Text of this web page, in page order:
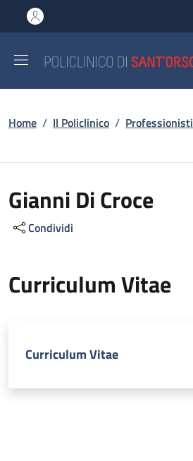
al contenuto principale
to footer content
Briciole di pane
Home / Il Policlinico / Professionisti
Gianni Di Croce
Condividi
Curriculum Vitae
Curriculum Vitae